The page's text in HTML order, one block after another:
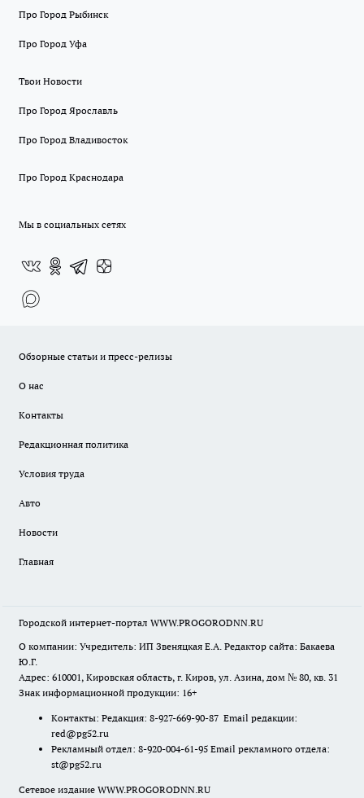
Про Город Рыбинск
Про Город Уфа
Твои Новости
Про Город Ярославль
Про Город Владивосток
Про Город Краснодара
Мы в социальных сетях
Обзорные статьи и пресс-релизы
О нас
Контакты
Редакционная политика
Условия труда
Авто
Новости
Главная
Городской интернет-портал WWW.PROGORODNN.RU
О компании: Учредитель: ИП Звеняцкая Е.А. Редактор сайта: Бакаева
Ю.Г.
Адрес: 610001, Кировская область, г. Киров, ул. Азина, дом № 80, кв. 31
Знак информационной продукции: 16+
Контакты: Редакция: 8-927-669-90-87 Email редакции:
red@pg52.ru
Рекламный отдел: 8-920-004-61-95 Email рекламного отдела:
st@pg52.ru
Сетевое издание WWW.PROGORODNN.RU